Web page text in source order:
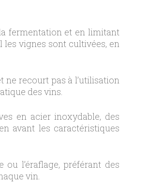
fermentation et en limitant
vignes sont cultivées, en
ne recourt pas à l’utilisation
des vins.
en acier inoxydable, des
avant les caractéristiques
l’éraflage, préférant des
vin.